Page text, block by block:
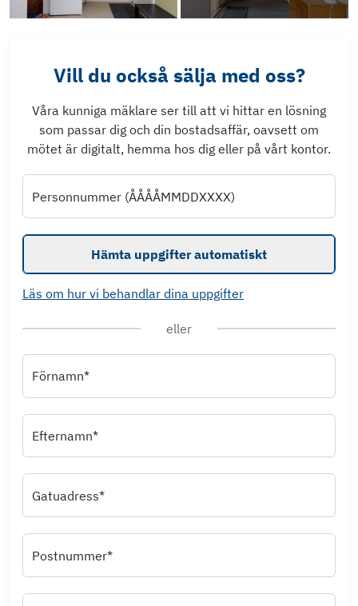
Vill du också sälja med oss?
Våra kunniga mäklare ser till att vi hittar en lösning
som passar dig och din bostadsaffär, oavsett om
mötet är digitalt, hemma hos dig eller på vårt kontor.
Personnummer (ÅÅÅÅMMDDXXXX)
Hämta uppgifter automatiskt
Läs om hur vi behandlar dina uppgifter
eller
Förnamn*
Efternamn*
Gatuadress*
Postnummer*